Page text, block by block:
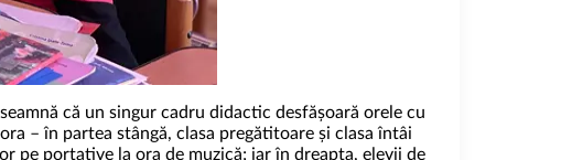
că un singur cadru didactic desfășoară orele cu
– în partea stângă, clasa pregătitoare și clasa întâi
pe portative la ora de muzică; iar în dreapta, elevii de